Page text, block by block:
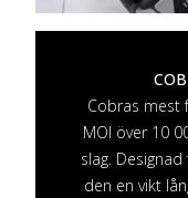
Cobras mest
MOI över 10
slag.
den en vikt